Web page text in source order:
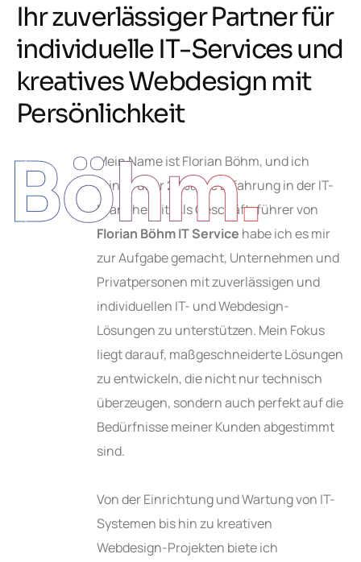
Ihrzuverlässiger Partnerfür
individuelle IT-Servicesund
kreativesWebdesign mit
Persönlichkeit
Mein Name ist Florian Böhm, und ich
bringe über 20 Jahre Erfahrung in der IT-
Branche mit. Als Geschäftsführer von
Florian Böhm IT Service habe ich es mir
zur Aufgabe gemacht, Unternehmen und
Privatpersonen mit zuverlässigen und
individuellen IT- und Webdesign-
Lösungen zu unterstützen. Mein Fokus
liegt darauf, maßgeschneiderte Lösungen
zu entwickeln, die nicht nur technisch
überzeugen, sondern auch perfekt auf die
Bedürfnisse meiner Kunden abgestimmt
sind.
Von der Einrichtung und Wartung von IT-
Systemen bis hin zu kreativen
Webdesign-Projekten biete ich
Böhm.